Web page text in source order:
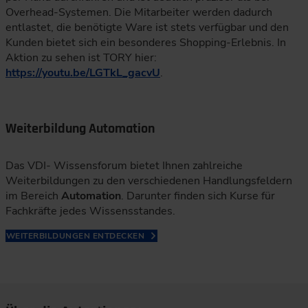
Overhead-Systemen. Die Mitarbeiter werden dadurch
entlastet, die benötigte Ware ist stets verfügbar und den
Kunden bietet sich ein besonderes Shopping-Erlebnis. In
Aktion zu sehen ist TORY hier:
https://youtu.be/LGTkL_gacvU.
Weiterbildung Automation
Das VDI- Wissensforum bietet Ihnen zahlreiche
Weiterbildungen zu den verschiedenen Handlungsfeldern
im Bereich Automation. Darunter finden sich Kurse für
Fachkräfte jedes Wissensstandes.
WEITERBILDUNGEN ENTDECKEN